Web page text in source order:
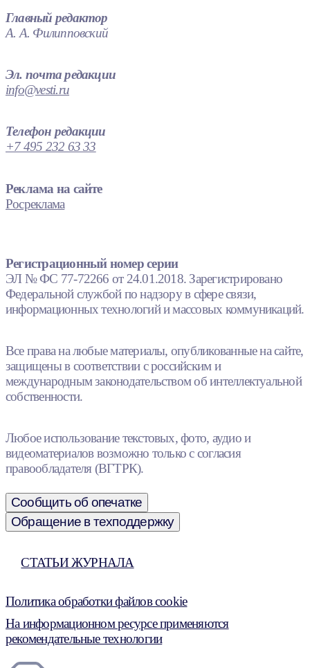
Главный редактор
А. А. Филипповский
Эл. почта редакции
info@vesti.ru
Телефон редакции
+7 495 232 63 33
Реклама на сайте
Росреклама
Регистрационный номер серии
ЭЛ № ФС 77-72266 от 24.01.2018. Зарегистрировано
Федеральной службой по надзору в сфере связи,
информационных технологий и массовых коммуникаций.
Все права на любые материалы, опубликованные на сайте,
защищены в соответствии с российским и
международным законодательством об интеллектуальной
собственности.
Любое использование текстовых, фото, аудио и
видеоматериалов возможно только с согласия
правообладателя (ВГТРК).
Сообщить об опечатке
Обращение в техподдержку
СТАТЬИ ЖУРНАЛА
Политика обработки файлов cookie
На информационном ресурсе применяются
рекомендательные технологии